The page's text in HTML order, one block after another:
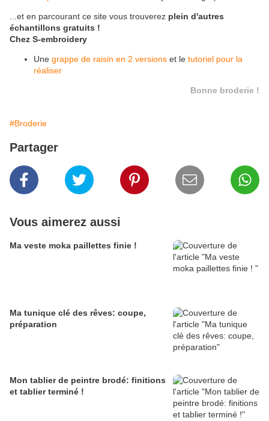
...et en parcourant ce site vous trouverez plein d'autres
échantillons gratuits !
Chez S-embroidery
Une grappe de raisin en 2 versions et le tutoriel pour la
réaliser
Bonne broderie !
#Broderie
Partager
Vous aimerez aussi
Ma veste moka paillettes finie !
Ma tunique clé des rêves: coupe,
préparation
Mon tablier de peintre brodé: finitions
et tablier terminé !